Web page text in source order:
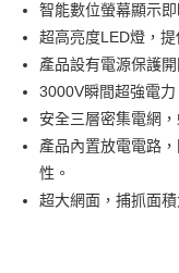
悠遊付
Google Pay
AFTEE先享後付
相關說明
【關於「AFTEE先享後付
AFTEE先享後付是「在
１．簡單：不需註冊會員
即享券
智能數位螢幕顯示
超高亮度LED燈，
產品設有電源保護
3000V瞬間超強電
安全三層密集電網，
產品內置放電電路
性。
超大網面，捕抓面